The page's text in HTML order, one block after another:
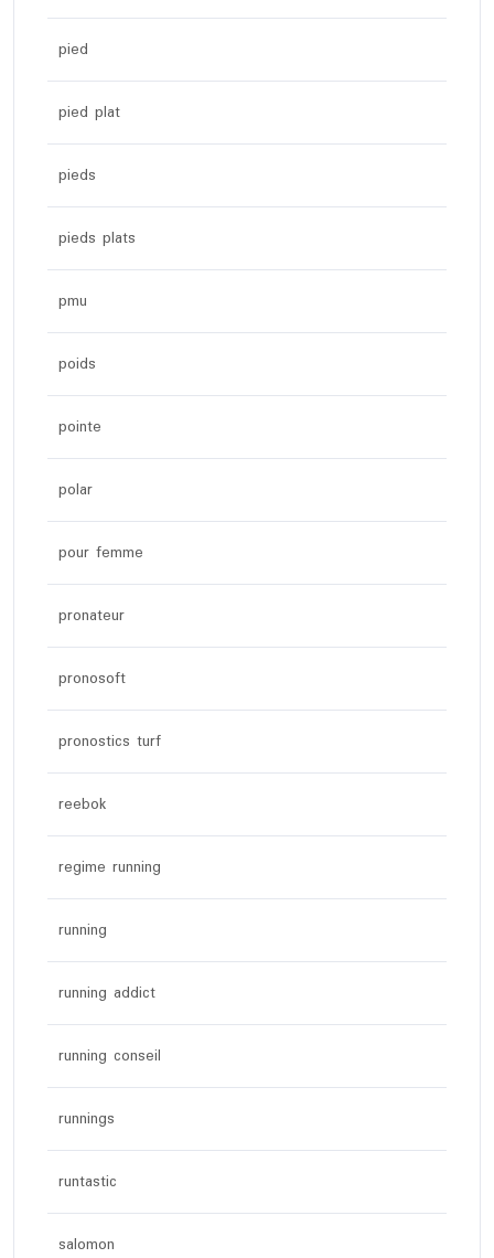
pied
pied plat
pieds
pieds plats
pmu
poids
pointe
polar
pour femme
pronateur
pronosoft
pronostics turf
reebok
regime running
running
running addict
running conseil
runnings
runtastic
salomon